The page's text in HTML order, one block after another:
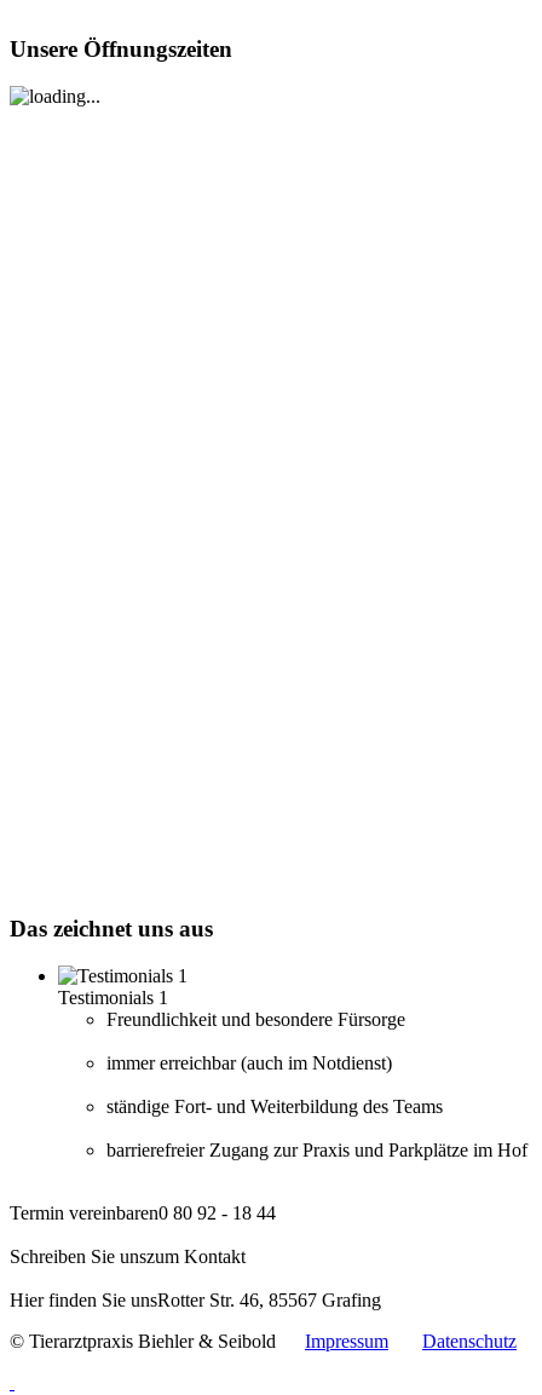
Unsere Öffnungszeiten
Das zeichnet uns aus
Testimonials 1
Freundlichkeit und besondere Fürsorge
immer erreichbar (auch im Notdienst)
ständige Fort- und Weiterbildung des Teams
barrierefreier Zugang zur Praxis und Parkplätze im Hof
Termin vereinbaren0 80 92 - 18 44
Schreiben Sie unszum Kontakt
Hier finden Sie unsRotter Str. 46, 85567 Grafing
© Tierarztpraxis Biehler & Seibold Impressum Datenschutz